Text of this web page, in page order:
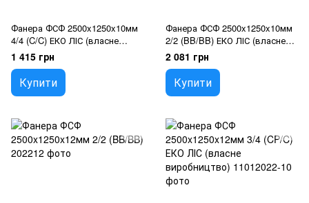
Фанера ФСФ 2500x1250x10мм
4/4 (C/C) ЕКО ЛІС (власне
виробництво)
1 415 грн
Купити
Фанера ФСФ 2500x1250x10мм
2/2 (BB/BB) ЕКО ЛІС (власне
виробництво)
2 081 грн
Купити